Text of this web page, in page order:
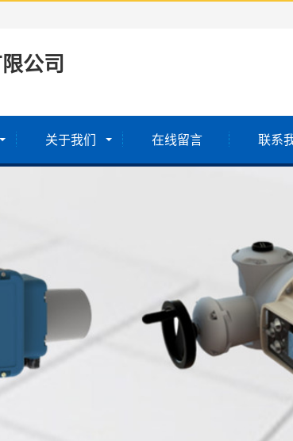
公司
关于我们 在线留言 联系